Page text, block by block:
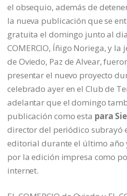
el obsequio, además de
la nueva publicación que se
gratuita el domingo junto al
COMERCIO, Íñigo Noriega, y la
de Oviedo, Paz de Alvear,
presentar el nuevo proyecto
celebrado ayer en el Club de
adelantar que el domingo
publicación como esta para
director del periódico subrayó
editorial durante el último año
por la edición impresa como
internet.